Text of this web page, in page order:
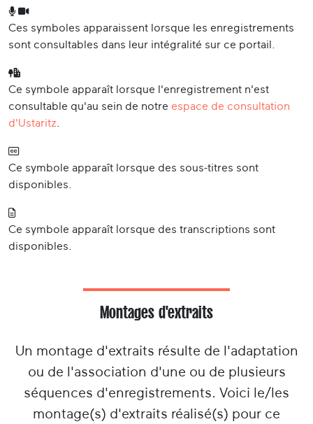
Ces symboles apparaissent lorsque les enregistrements
sont consultables dans leur intégralité sur ce portail.
Ce symbole apparaît lorsque l'enregistrement n'est
consultable qu'au sein de notre espace de consultation
d'Ustaritz
Ce symbole apparaît lorsque des sous-titres sont
disponibles.
Ce symbole apparaît lorsque des transcriptions sont
disponibles.
Montages d'extraits
Un montage d'extraits résulte de l'adaptation
ou de l'association d'une ou de plusieurs
séquences d'enregistrements. Voici le/les
montage(s) d'extraits réalisé(s) pour ce